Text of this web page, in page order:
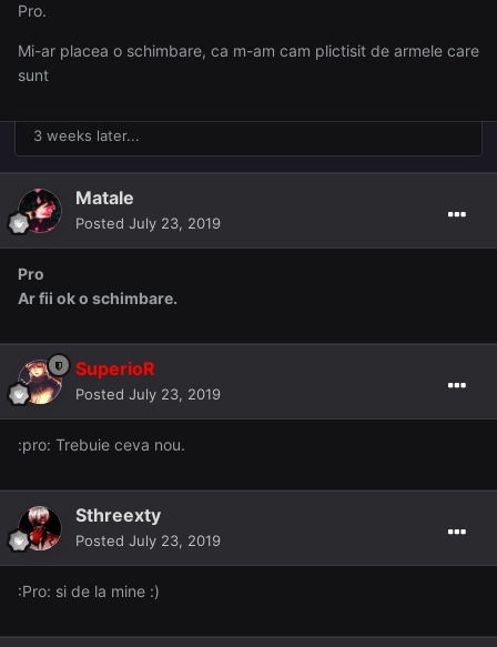
Pro.
Mi-ar placea o schimbare, ca m-am cam plictisit de armele care
sunt
3 weeks later...
Matale
Posted July 23, 2019
Pro
Ar fii ok o schimbare.
SuperioR
Posted July 23, 2019
:pro: Trebuie ceva nou.
Sthreexty
Posted July 23, 2019
:Pro: si de la mine :)